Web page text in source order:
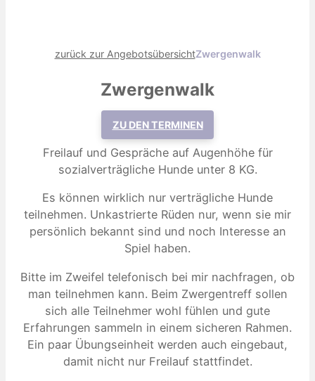
zurück zur AngebotsübersichtZwergenwalk
Zwergenwalk
ZU DEN TERMINEN
Freilauf und Gespräche auf Augenhöhe für
sozialverträgliche Hunde unter 8 KG.
Es können wirklich nur verträgliche Hunde
teilnehmen. Unkastrierte Rüden nur, wenn sie mir
persönlich bekannt sind und noch Interesse an
Spiel haben.
Bitte im Zweifel telefonisch bei mir nachfragen, ob
man teilnehmen kann. Beim Zwergentreff sollen
sich alle Teilnehmer wohl fühlen und gute
Erfahrungen sammeln in einem sicheren Rahmen.
Ein paar Übungseinheit werden auch eingebaut,
damit nicht nur Freilauf stattfindet.